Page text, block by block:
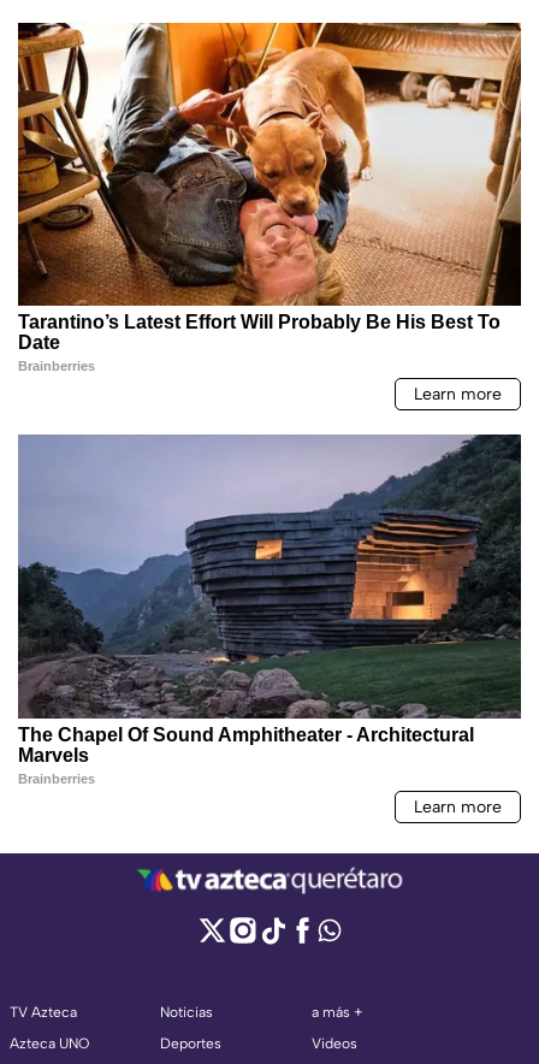
TV Azteca
Azteca UNO
Noticias
Deportes
a más +
Videos